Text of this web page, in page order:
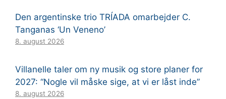
Den argentinske trio TRÍADA omarbejder C.
Tanganas ‘Un Veneno’
8. august 2026
Villanelle taler om ny musik og store planer for
2027: “Nogle vil måske sige, at vi er låst inde”
8. august 2026